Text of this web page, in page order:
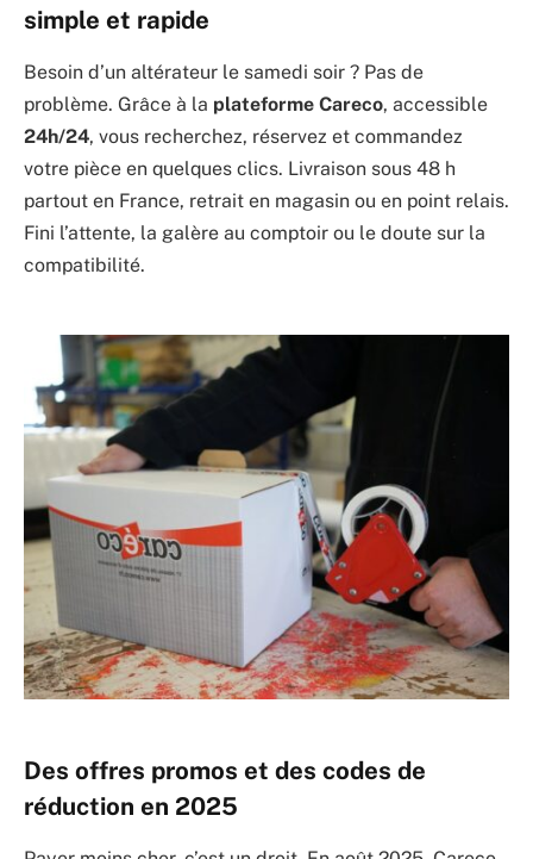
simple et rapide
Besoin d’un altérateur le samedi soir ? Pas de
problème. Grâce à la plateforme Careco, accessible
24h/24, vous recherchez, réservez et commandez
votre pièce en quelques clics. Livraison sous 48 h
partout en France, retrait en magasin ou en point relais.
Fini l’attente, la galère au comptoir ou le doute sur la
compatibilité.
Des offres promos et des codes de
réduction en 2025